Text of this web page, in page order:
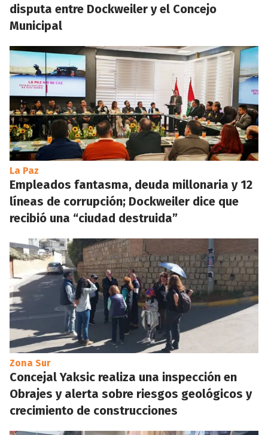
disputa entre Dockweiler y el Concejo
Municipal
La Paz
Empleados fantasma, deuda millonaria y 12
líneas de corrupción; Dockweiler dice que
recibió una “ciudad destruida”
Zona Sur
Concejal Yaksic realiza una inspección en
Obrajes y alerta sobre riesgos geológicos y
crecimiento de construcciones